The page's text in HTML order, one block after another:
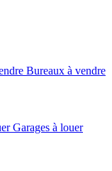
Bureaux à vendre
Garages à louer